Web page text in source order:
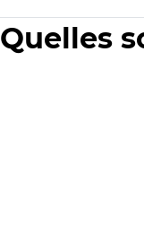
Quelles